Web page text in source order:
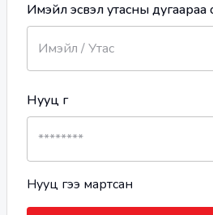
Имэйл эсвэл утасны дугаараа
Нууц үг
Нууц үгээ мартсан